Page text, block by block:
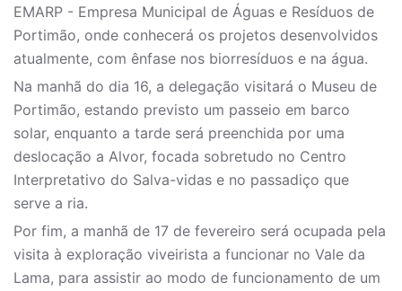
EMARP - Empresa Municipal de Águas e Resíduos de
Portimão, onde conhecerá os projetos desenvolvidos
atualmente, com ênfase nos biorresíduos e na água.
Na manhã do dia 16, a delegação visitará o Museu de
Portimão, estando previsto um passeio em barco
solar, enquanto a tarde será preenchida por uma
deslocação a Alvor, focada sobretudo no Centro
Interpretativo do Salva-vidas e no passadiço que
serve a ria.
Por fim, a manhã de 17 de fevereiro será ocupada pela
visita à exploração viveirista a funcionar no Vale da
Lama, para assistir ao modo de funcionamento de um